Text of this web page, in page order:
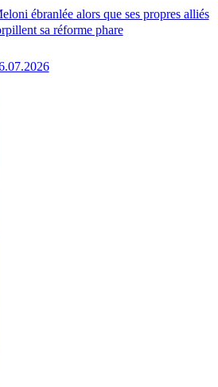
ébranlée alors que ses propres alliés
sa réforme phare